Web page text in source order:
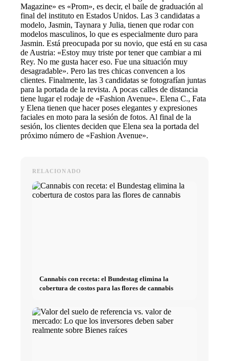
Magazine» es «Prom», es decir, el baile de graduación al
final del instituto en Estados Unidos. Las 3 candidatas a
modelo, Jasmin, Taynara y Julia, tienen que rodar con
modelos masculinos, lo que es especialmente duro para
Jasmin. Está preocupada por su novio, que está en su casa
de Austria: «Estoy muy triste por tener que cambiar a mi
Rey. No me gusta hacer eso. Fue una situación muy
desagradable». Pero las tres chicas convencen a los
clientes. Finalmente, las 3 candidatas se fotografían juntas
para la portada de la revista. A pocas calles de distancia
tiene lugar el rodaje de «Fashion Avenue». Elena C., Fata
y Elena tienen que hacer poses elegantes y expresiones
faciales en moto para la sesión de fotos. Al final de la
sesión, los clientes deciden que Elena sea la portada del
próximo número de «Fashion Avenue».
RELACIONADO
Cannabis con receta: el Bundestag elimina la
cobertura de costos para las flores de cannabis